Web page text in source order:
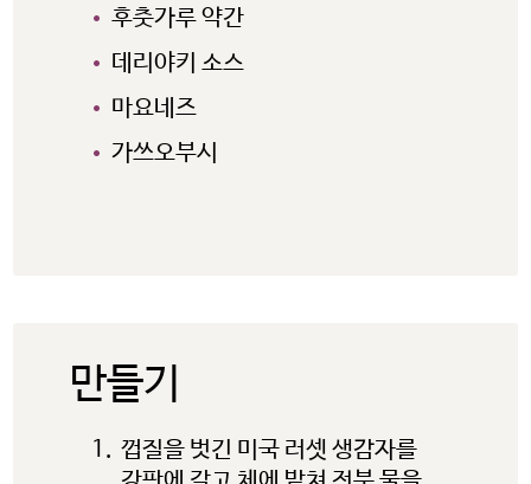
합니다. 이 외부링크는 제3자
미국 감자협회는 연결된 링크
후춧가루 약간
데리야키 소스
마요네즈
가쓰오부시
만들기
껍질을 벗긴 미국 러셋 생감자를